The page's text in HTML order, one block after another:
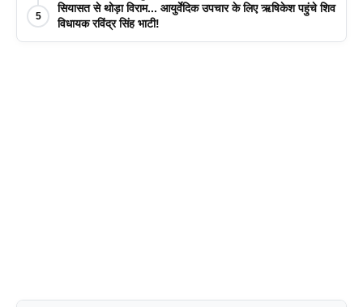
5
सियासत से थोड़ा विराम... आयुर्वेदिक उपचार के लिए ऋषिकेश पहुंचे शिव
विधायक रविंद्र सिंह भाटी!